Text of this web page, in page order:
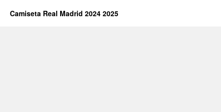
Camiseta Real Madrid 2024 2025